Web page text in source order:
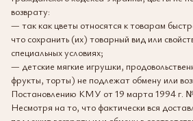
возврату:
— так как цветы относятся к товарам
что сохранить (их) товарный вид или
специальных условиях;
— детские мягкие игрушки,
фрукты, торты) не подлежат обмену или
Постановлению КМУ от 19 марта 1994 г. №
Несмотря на то, что фактически вся